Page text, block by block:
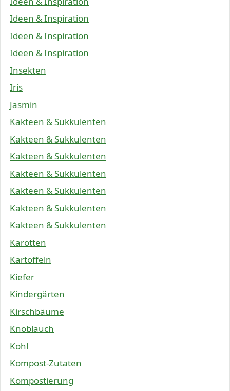
Ideen & Inspiration
Ideen & Inspiration
Ideen & Inspiration
Insekten
Iris
Jasmin
Kakteen & Sukkulenten
Kakteen & Sukkulenten
Kakteen & Sukkulenten
Kakteen & Sukkulenten
Kakteen & Sukkulenten
Kakteen & Sukkulenten
Kakteen & Sukkulenten
Karotten
Kartoffeln
Kiefer
Kindergärten
Kirschbäume
Knoblauch
Kohl
Kompost-Zutaten
Kompostierung